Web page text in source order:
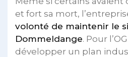
et fort sa mort,
volonté de maintenir le
Dommeldange. Pour
développer un plan